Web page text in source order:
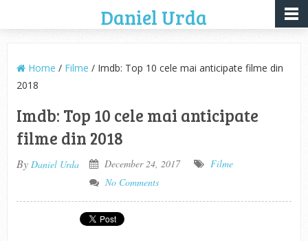
Daniel Urda
Home / Filme / Imdb: Top 10 cele mai anticipate filme din
2018
Imdb: Top 10 cele mai anticipate
filme din 2018
By Daniel Urda December 24, 2017
Filme
No Comments